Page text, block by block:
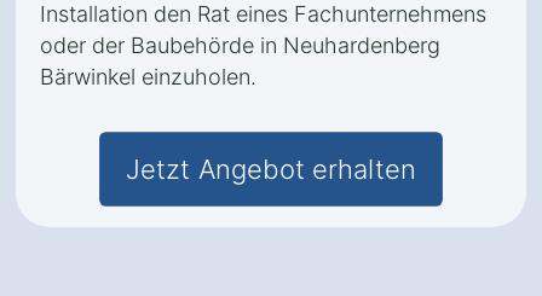
Installation den Rat eines Fachunternehmens
oder der Baubehörde in Neuhardenberg
Bärwinkel einzuholen.
Jetzt Angebot erhalten